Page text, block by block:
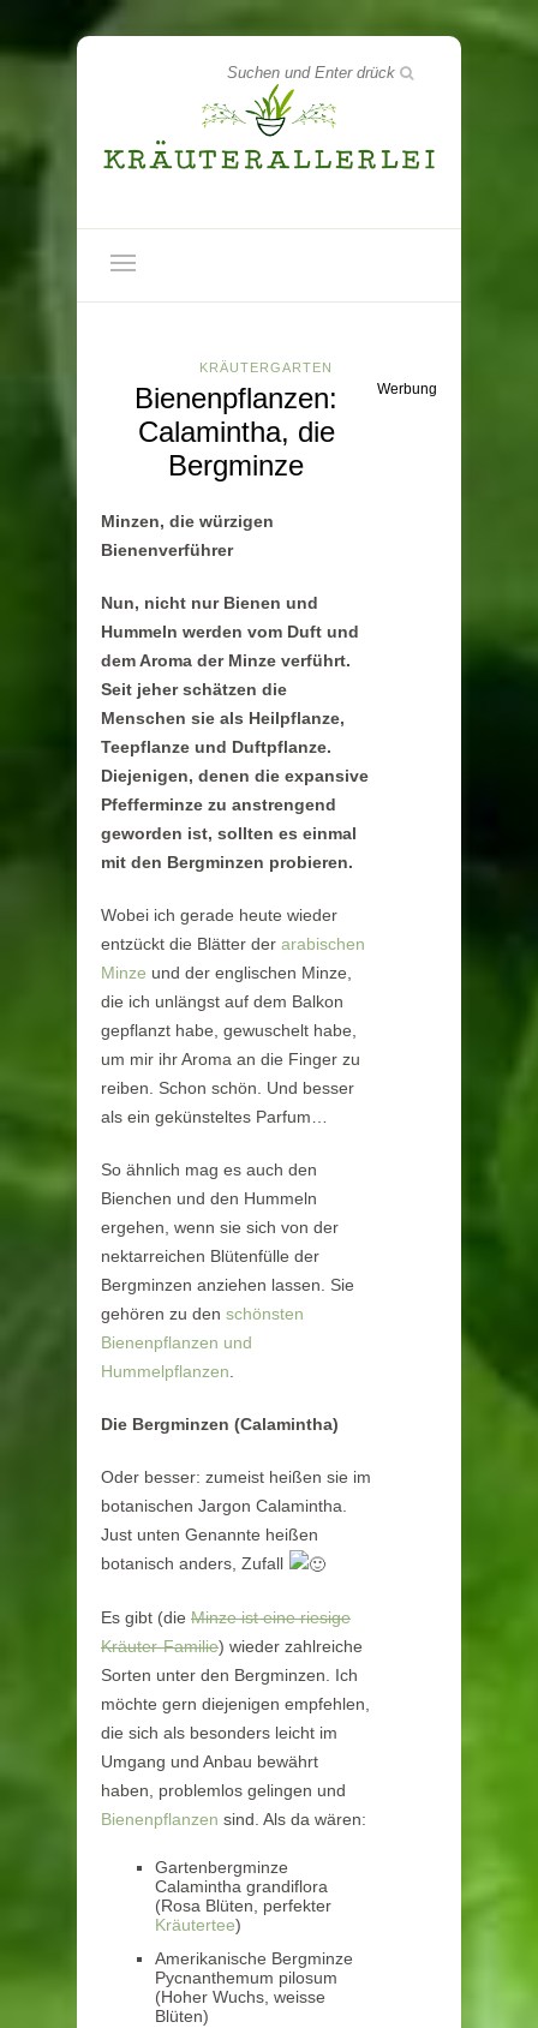
KRÄUTERGARTEN
Bienenpflanzen:
Calamintha, die
Bergminze
Werbung
Minzen, die würzigen
Bienenverführer
Nun, nicht nur Bienen und
Hummeln werden vom Duft und
dem Aroma der Minze verführt.
Seit jeher schätzen die
Menschen sie als Heilpflanze,
Teepflanze und Duftpflanze.
Diejenigen, denen die expansive
Pfefferminze zu anstrengend
geworden ist, sollten es einmal
mit den Bergminzen probieren.
Wobei ich gerade heute wieder
entzückt die Blätter der arabischen
Minze und der englischen Minze,
die ich unlängst auf dem Balkon
gepflanzt habe, gewuschelt habe,
um mir ihr Aroma an die Finger zu
reiben. Schon schön. Und besser
als ein gekünsteltes Parfum…
So ähnlich mag es auch den
Bienchen und den Hummeln
ergehen, wenn sie sich von der
nektarreichen Blütenfülle der
Bergminzen anziehen lassen. Sie
gehören zu den schönsten
Bienenpflanzen und
Hummelpflanzen
Die Bergminzen (Calamintha)
Oder besser: zumeist heißen sie im
botanischen Jargon Calamintha.
Just unten Genannte heißen
botanisch anders, Zufall
Es gibt (die Minze ist eine riesige
Kräuter-Familie) wieder zahlreiche
Sorten unter den Bergminzen. Ich
möchte gern diejenigen empfehlen,
die sich als besonders leicht im
Umgang und Anbau bewährt
haben, problemlos gelingen und
Bienenpflanzen sind. Als da wären:
Gartenbergminze
Calamintha grandiflora
(Rosa Blüten, perfekter
Kräutertee)
Amerikanische Bergminze
Pycnanthemum pilosum
(Hoher Wuchs, weisse
Blüten)